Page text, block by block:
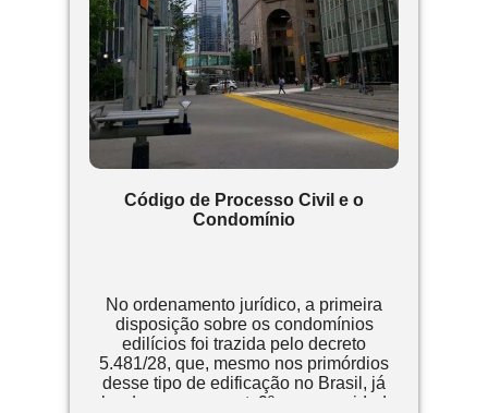
Código de Processo Civil e o
Condomínio
No ordenamento jurídico, a primeira
disposição sobre os condomínios
edilícios foi trazida pelo decreto
5.481/28, que, mesmo nos primórdios
desse tipo de edificação no Brasil, já
abordava em seu art. 9º, a necessidade